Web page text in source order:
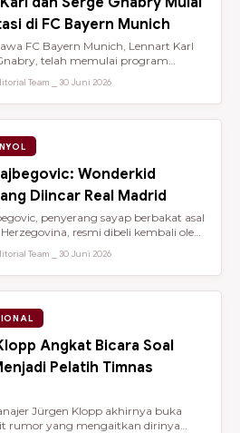
di FC Bayern Munich
FC Bayern Munich, Lennart Karl
telah memulai program
Team ⎯ 30 Juni 2026
Wonderkid
Diincar Real Madrid
penyerang sayap berbakat asal
resmi dibeli kembali oleh
Team ⎯ 30 Juni 2026
Angkat Bicara Soal
Pelatih Timnas
Jürgen Klopp akhirnya buka
rumor yang mengaitkan dirinya